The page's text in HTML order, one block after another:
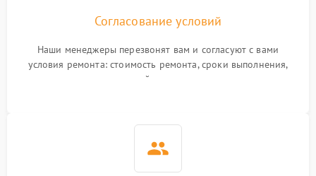
Согласование условий
Наши менеджеры перезвонят вам и согласуют с вами
условия ремонта: стоимость ремонта, сроки выполнения,
гарантийные условия